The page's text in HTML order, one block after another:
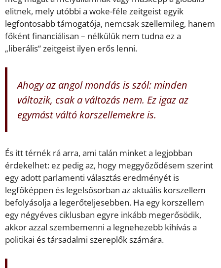
elitnek, mely utóbbi a woke-féle zeitgeist egyik
legfontosabb támogatója, nemcsak szellemileg, hanem
főként financiálisan – nélkülük nem tudna ez a
„liberális” zeitgeist ilyen erős lenni.
Ahogy az angol mondás is szól: minden
változik, csak a változás nem. Ez igaz az
egymást váltó korszellemekre is.
És itt térnék rá arra, ami talán minket a legjobban
érdekelhet: ez pedig az, hogy meggyőződésem szerint
egy adott parlamenti választás eredményét is
legfőképpen és legelsősorban az aktuális korszellem
befolyásolja a legerőteljesebben. Ha egy korszellem
egy négyéves ciklusban egyre inkább megerősödik,
akkor azzal szembemenni a legnehezebb kihívás a
politikai és társadalmi szereplők számára.